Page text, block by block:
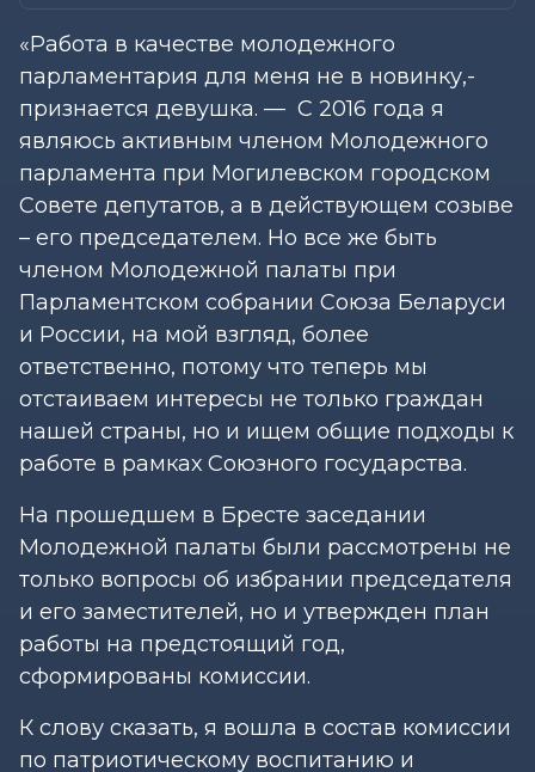
«Работа в качестве молодежного
парламентария для меня не в новинку,-
признается девушка. — С 2016 года я
являюсь активным членом Молодежного
парламента при Могилевском городском
Совете депутатов, а в действующем созыве
– его председателем. Но все же быть
членом Молодежной палаты при
Парламентском собрании Союза Беларуси
и России, на мой взгляд, более
ответственно, потому что теперь мы
отстаиваем интересы не только граждан
нашей страны, но и ищем общие подходы к
работе в рамках Союзного государства.
На прошедшем в Бресте заседании
Молодежной палаты были рассмотрены не
только вопросы об избрании председателя
и его заместителей, но и утвержден план
работы на предстоящий год,
сформированы комиссии.
К слову сказать, я вошла в состав комиссии
по патриотическому воспитанию и